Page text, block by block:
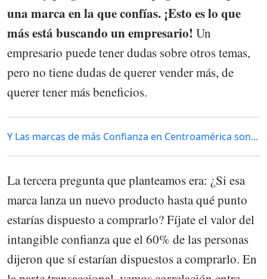
una marca en la que confías. ¡Esto es lo que
más está buscando un empresario! Un
empresario puede tener dudas sobre otros temas,
pero no tiene dudas de querer vender más, de
querer tener más beneficios.
Y Las marcas de más Confianza en Centroamérica son...
La tercera pregunta que planteamos era: ¿Si esa
marca lanza un nuevo producto hasta qué punto
estarías dispuesto a comprarlo? Fíjate el valor del
intangible confianza que el 60% de las personas
dijeron que sí estarían dispuestos a comprarlo. En